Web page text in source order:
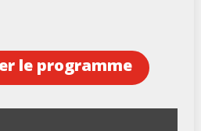
le programme